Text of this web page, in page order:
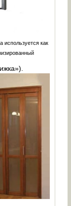
используется как